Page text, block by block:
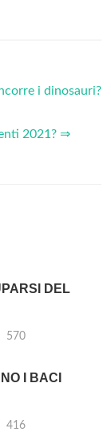
i dinosauri?
2021? ⇒
DEL
570
I BACI
416